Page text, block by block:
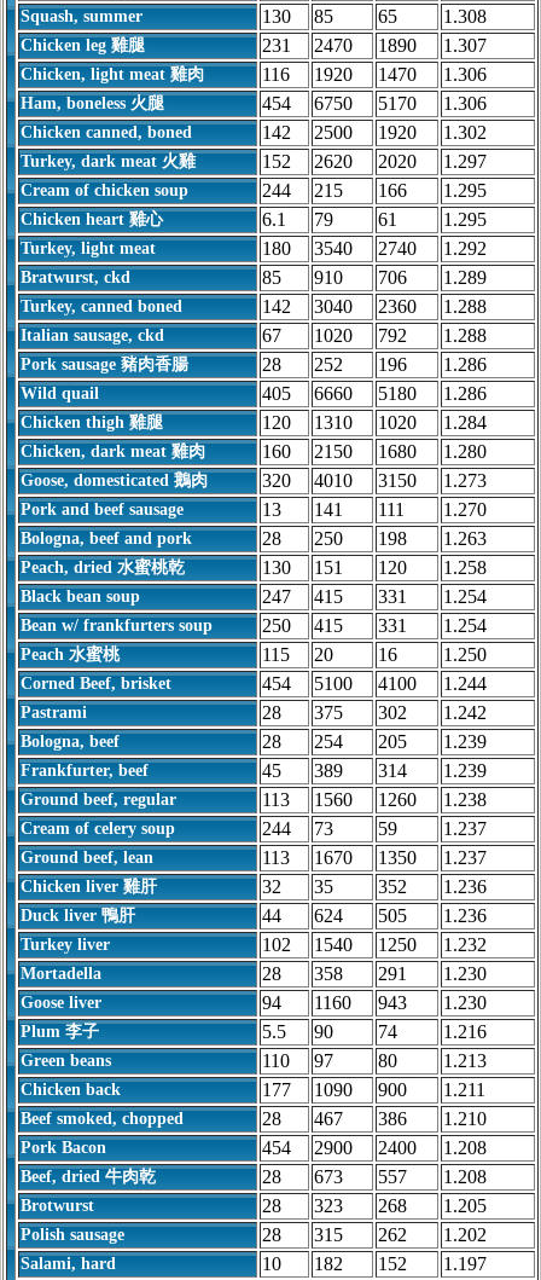
Squash, summer 130 85 65 1.308
Chicken leg 雞腿 231 2470 1890 1.307
Chicken, light meat 雞肉 116 1920 1470 1.306
Ham, boneless 火腿 454 6750 5170 1.306
Chicken canned, boned 142 2500 1920 1.302
Turkey, dark meat 火雞 152 2620 2020 1.297
Cream of chicken soup 244 215 166 1.295
Chicken heart 雞心 6.1 79 61 1.295
Turkey, light meat 180 3540 2740 1.292
Bratwurst, ckd 85 910 706 1.289
Turkey, canned boned 142 3040 2360 1.288
Italian sausage, ckd 67 1020 792 1.288
Pork sausage 豬肉香腸 28 252 196 1.286
Wild quail 405 6660 5180 1.286
Chicken thigh 雞腿 120 1310 1020 1.284
Chicken, dark meat 雞肉 160 2150 1680 1.280
Goose, domesticated 鵝肉 320 4010 3150 1.273
Pork and beef sausage 13 141 111 1.270
Bologna, beef and pork 28 250 198 1.263
Peach, dried 水蜜桃乾 130 151 120 1.258
Black bean soup 247 415 331 1.254
Bean w/ frankfurters soup 250 415 331 1.254
Peach 水蜜桃 115 20 16 1.250
Corned Beef, brisket 454 5100 4100 1.244
Pastrami 28 375 302 1.242
Bologna, beef 28 254 205 1.239
Frankfurter, beef 45 389 314 1.239
Ground beef, regular 113 1560 1260 1.238
Cream of celery soup 244 73 59 1.237
Ground beef, lean 113 1670 1350 1.237
Chicken liver 雞肝 32 35 352 1.236
Duck liver 鴨肝 44 624 505 1.236
Turkey liver 102 1540 1250 1.232
Mortadella 28 358 291 1.230
Goose liver 94 1160 943 1.230
Plum 李子 5.5 90 74 1.216
Green beans 110 97 80 1.213
Chicken back 177 1090 900 1.211
Beef smoked, chopped 28 467 386 1.210
Pork Bacon 454 2900 2400 1.208
Beef, dried 牛肉乾 28 673 557 1.208
Brotwurst 28 323 268 1.205
Polish sausage 28 315 262 1.202
Salami, hard 10 182 152 1.197